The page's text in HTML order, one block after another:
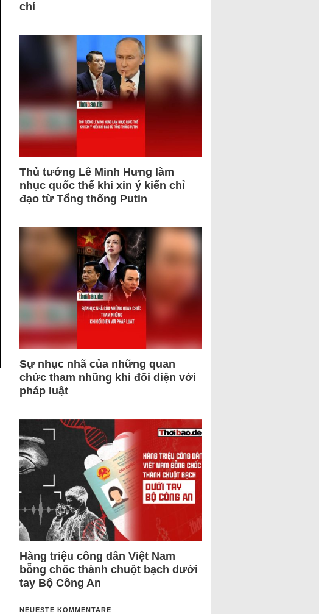
chí
Thủ tướng Lê Minh Hưng làm
nhục quốc thể khi xin ý kiến chỉ
đạo từ Tổng thống Putin
Sự nhục nhã của những quan
chức tham nhũng khi đối diện với
pháp luật
Hàng triệu công dân Việt Nam
bỗng chốc thành chuột bạch dưới
tay Bộ Công An
NEUESTE KOMMENTARE